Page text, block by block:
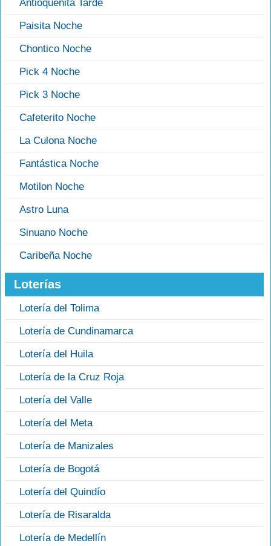
Antioqueñita Tarde
Paisita Noche
Chontico Noche
Pick 4 Noche
Pick 3 Noche
Cafeterito Noche
La Culona Noche
Fantástica Noche
Motilon Noche
Astro Luna
Sinuano Noche
Caribeña Noche
Loterías
Lotería del Tolima
Lotería de Cundinamarca
Lotería del Huila
Lotería de la Cruz Roja
Lotería del Valle
Lotería del Meta
Lotería de Manizales
Lotería de Bogotá
Lotería del Quindío
Lotería de Risaralda
Lotería de Medellín